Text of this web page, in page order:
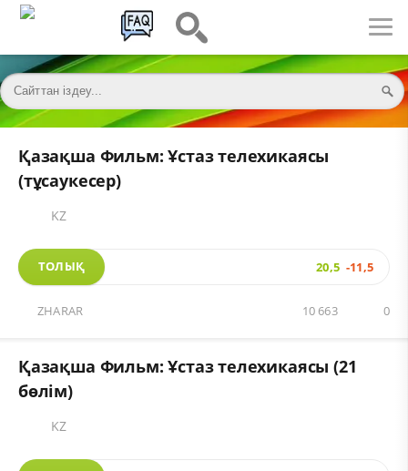
Қазақша Фильм: Ұстаз телехикаясы
(тұсаукесер)
KZ
ТОЛЫҚ 20,5 -11,5
ZHARAR 0
10 663
Қазақша Фильм: Ұстаз телехикаясы (21
бөлім)
KZ